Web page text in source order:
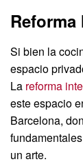
Si bien la
espacio
La reforma
este espacio
Barcelona,
un arte.